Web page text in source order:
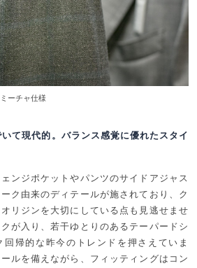
ーチャ仕様
て現代的。バランス感覚に優れたスタイ
ンジポケットやパンツのサイドアジャス
ク由来のディテールが施されており、ク
リジンを大切にしている点も見逃せませ
が入り、若干ゆとりのあるテーパードシ
帰的な昨今のトレンドを押さえていま
ルを備えながら、フィッティングはコン